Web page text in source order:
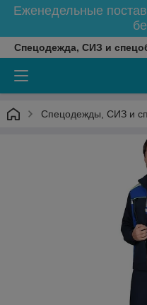
Еженедельные
Спецодежда, СИЗ и
Спецодежды, СИЗ и